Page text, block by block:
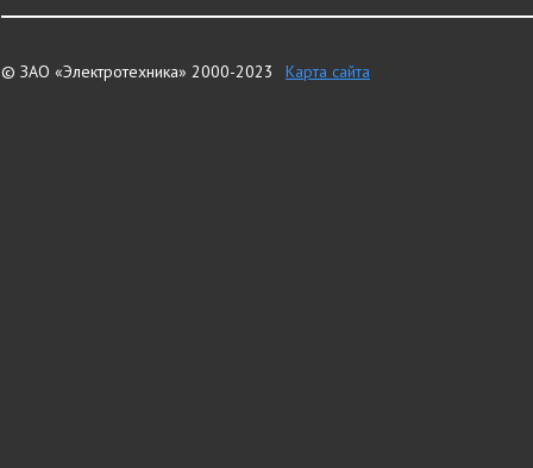
© ЗАО «Электротехника» 2000-2023 Карта сайта